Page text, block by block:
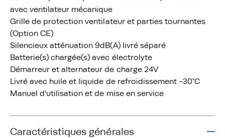
avec ventilateur mécanique
Grille de protection ventilateur et parties tournantes
(Option CE)
Silencieux atténuation 9dB(A) livré séparé
Batterie(s) chargée(s) avec électrolyte
Démarreur et alternateur de charge 24V
Livré avec huile et liquide de refroidissement -30°C
Manuel d'utilisation et de mise en service
Caractéristiques générales